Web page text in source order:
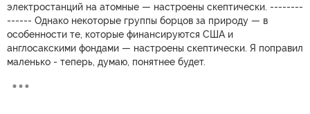
электростанций на атомные — настроены скептически. --------
------ Однако некоторые группы борцов за природу — в
особенности те, которые финансируются США и
англосакскими фондами — настроены скептически. Я поправил
маленько - теперь, думаю, понятнее будет.